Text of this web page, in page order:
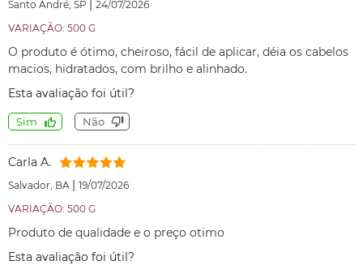
Santo André, SP | 24/07/2026
VARIAÇÃO: 500 G
O produto é ótimo, cheiroso, fácil de aplicar, déia os cabelos
macios, hidratados, com brilho e alinhado.
Esta avaliação foi útil?
Sim Não
Carla A.
Salvador, BA | 19/07/2026
VARIAÇÃO: 500 G
Produto de qualidade e o preço otimo
Esta avaliação foi útil?